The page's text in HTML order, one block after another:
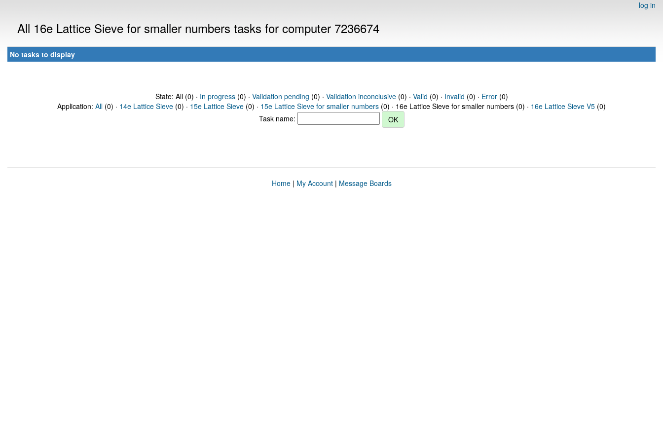
log in
All 16e Lattice Sieve for smaller numbers tasks for computer 7236674
No tasks to display
State: All (0) · In progress(0) · Validation pending (0) · Validation inconclusive(0) · Valid (0) · Invalid (0) · Error(0)
Application: All (0) · 14e Lattice Sieve (0) · 15e Lattice Sieve (0) · 15e Lattice Sieve for smaller numbers (0) · 16e Lattice Sieve for smaller numbers (0) · 16e Lattice Sieve V5 (0)
Task name:
Home| My Account| Message Boards